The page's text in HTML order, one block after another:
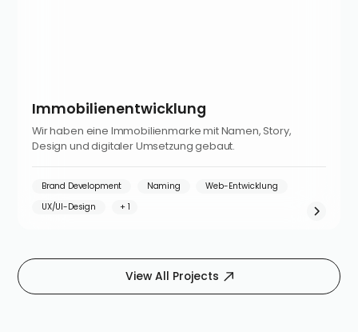
Immobilienentwicklung
Wir haben eine Immobilienmarke mit Namen, Story,
Design und digitaler Umsetzung gebaut.
Brand Development Naming
Web-Entwicklung
UX/UI-Design
View All Projects